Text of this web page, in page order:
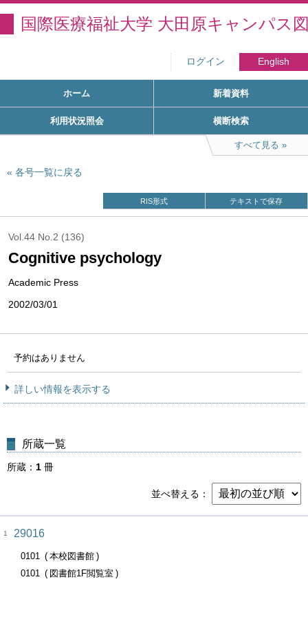
国際医療福祉大学 大田原キャンパス
ログイン English
ホーム 新着資料
利用状況照会 横断検索
すべて見る
各号一覧に戻る
RIS形式 テキストで保存
Vol.44 No.2 (136)
Cognitive psychology
Academic Press
2002/03/01
予約はありません
詳しい情報を表示する
所蔵一覧
所蔵 1 冊
並べ替える
1 29016
0101
本校図書館
0101
図書館1F閲覧室